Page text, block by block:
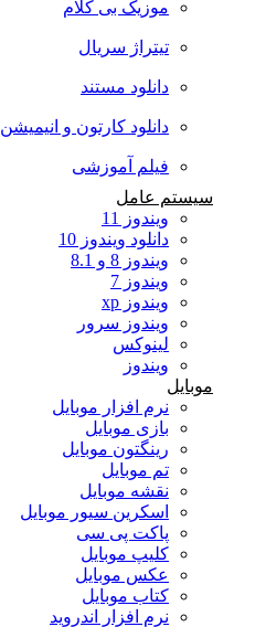
موزیک بی کلام
تیتراژ سریال
دانلود مستند
دانلود کارتون و انیمیشن
فیلم آموزشی
سیستم عامل
ویندوز 11
دانلود ویندوز 10
ویندوز 8 و 8.1
ویندوز 7
ویندوز xp
ویندوز سرور
لینوکس
ویندوز
موبایل
نرم افزار موبایل
بازی موبایل
رینگتون موبایل
تم موبایل
نقشه موبایل
اسکرین سیور موبایل
پاکت پی سی
کلیپ موبایل
عکس موبایل
کتاب موبایل
نرم افزار اندروید